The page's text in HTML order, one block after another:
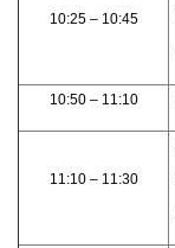
10:25 – 10:45
10:50 – 11:10
11:10 – 11:30